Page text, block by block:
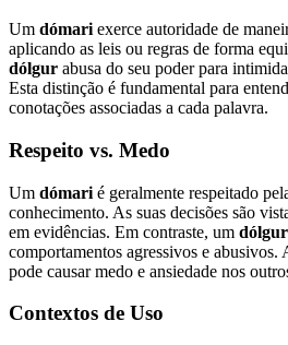
Um dómari exerce autoridade de
aplicando as leis ou regras de forma
dólgur abusa do seu poder para
Esta distinção é fundamental para
conotações associadas a cada palavra.
Respeito vs. Medo
Um dómari é geralmente respeitado
conhecimento. As suas decisões são
em evidências. Em contraste, um dólgur
comportamentos agressivos e abusivos.
pode causar medo e ansiedade nos
Contextos de Uso